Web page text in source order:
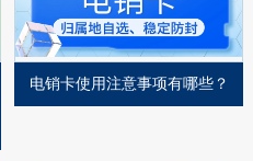
电销卡使用注意事项有哪些？